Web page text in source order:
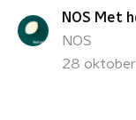
NOS Met
NOS
28